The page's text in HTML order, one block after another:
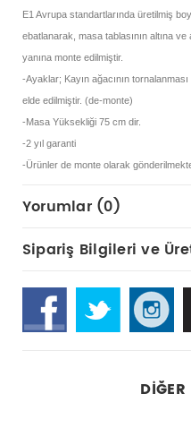
E1 Avrupa standartlarında üretilmiş
ebatlanarak, masa tablasının altına ve
yanına monte edilmiştir.
-Ayaklar; Kayın ağacının
elde edilmiştir. (de-monte)
-Masa Yüksekliği 75 cm dir.
-2 yıl garanti
-Ürünler de monte olarak
Yorumlar (0)
Sipariş Bilgileri ve
DIĞER